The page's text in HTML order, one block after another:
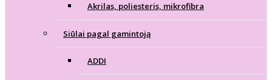
Akrilas, poliesteris, mikrofibra
Siūlai pagal gamintoją
ADDI